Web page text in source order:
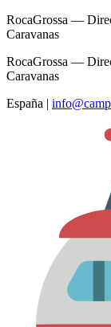
RocaGrossa —
Caravanas
RocaGrossa —
Caravanas
España |